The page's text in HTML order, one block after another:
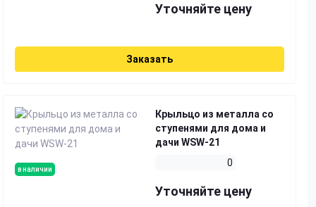
Уточняйте цену
Заказать
в наличии
Крыльцо из металла со
ступенями для дома и
дачи WSW-21
0
Уточняйте цену